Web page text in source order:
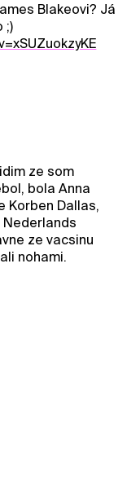
Blakeovi? Já
;)
ze som
bola Anna
Korben Dallas,
Nederlands
ze vacsinu
nohami.